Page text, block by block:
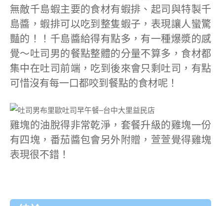
無敵千島蝦主要的食材有蝦排、起司與特製千
島醬，蝦排可以吃到整隻蝦子，表現讓人蠻驚
豔的！！千島醬給得有點多，有一種爆漿的感
覺～吐司男的餐點整體的分量不算多，食材都
集中在吐司前端，吃到後來會只剩吐司，有點
可惜沒有每一口都咬到餐點的食材呢！
雞塊的油脫得非常乾淨，套餐升級的雞塊一份
有四塊，番茄醬包會另外附贈，萱萱覺得雞塊
表現很不錯！